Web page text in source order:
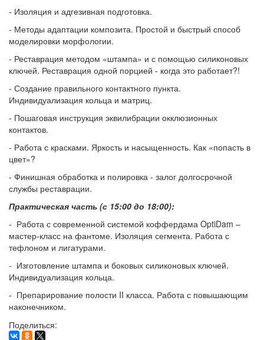
- Изоляция и адгезивная подготовка.
- Методы адаптации композита. Простой и быстрый способ
моделировки морфологии.
- Реставрация методом «штампа» и с помощью силиконовых
ключей. Реставрация одной порцией - когда это работает?!
- Создание правильного контактного пункта.
Индивидуализация кольца и матриц.
- Пошаговая инструкция эквилибрации окклюзионных
контактов.
- Работа с красками. Яркость и насыщенность. Как «попасть в
цвет»?
- Финишная обработка и полировка - залог долгосрочной
службы реставрации.
Практическая часть (с 15:00 до 18:00):
- Работа с современной системой коффердама OptiDam –
мастер-класс на фантоме. Изоляция сегмента. Работа с
тефлоном и лигатурами.
- Изготовление штампа и боковых силиконовых ключей.
Индивидуализация кольца.
- Препарирование полости II класса. Работа с повышающим
наконечником.
Поделиться: